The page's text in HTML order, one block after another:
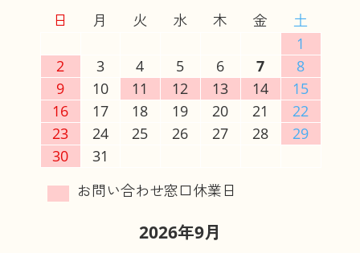
日 月 火 水 木 金
土
1
2
3 4 5 6 7
8
9
10 11 12 13 14
15
16
17 18 19 20 21
22
23
24 25 26 27 28
29
30
31
2026年9月